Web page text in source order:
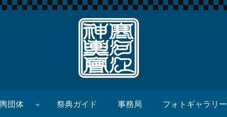
団体 祭典ガイド 事務局 フォトギャラリー